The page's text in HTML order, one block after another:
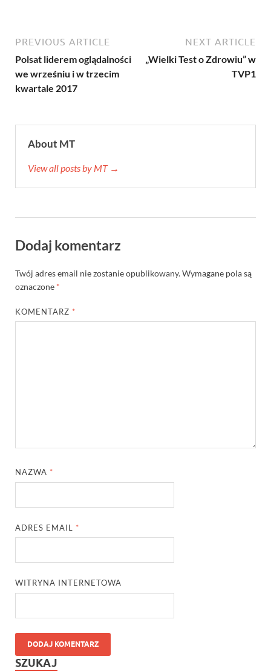
PREVIOUS ARTICLE
Polsat liderem oglądalności
we wrześniu i w trzecim
kwartale 2017
NEXT ARTICLE
„Wielki Test o Zdrowiu” w
TVP1
About MT
View all posts by MT →
Dodaj komentarz
Twój adres email nie zostanie opublikowany.Wymagane pola są
oznaczone *
KOMENTARZ *
NAZWA *
ADRES EMAIL *
WITRYNA INTERNETOWA
SZUKAJ